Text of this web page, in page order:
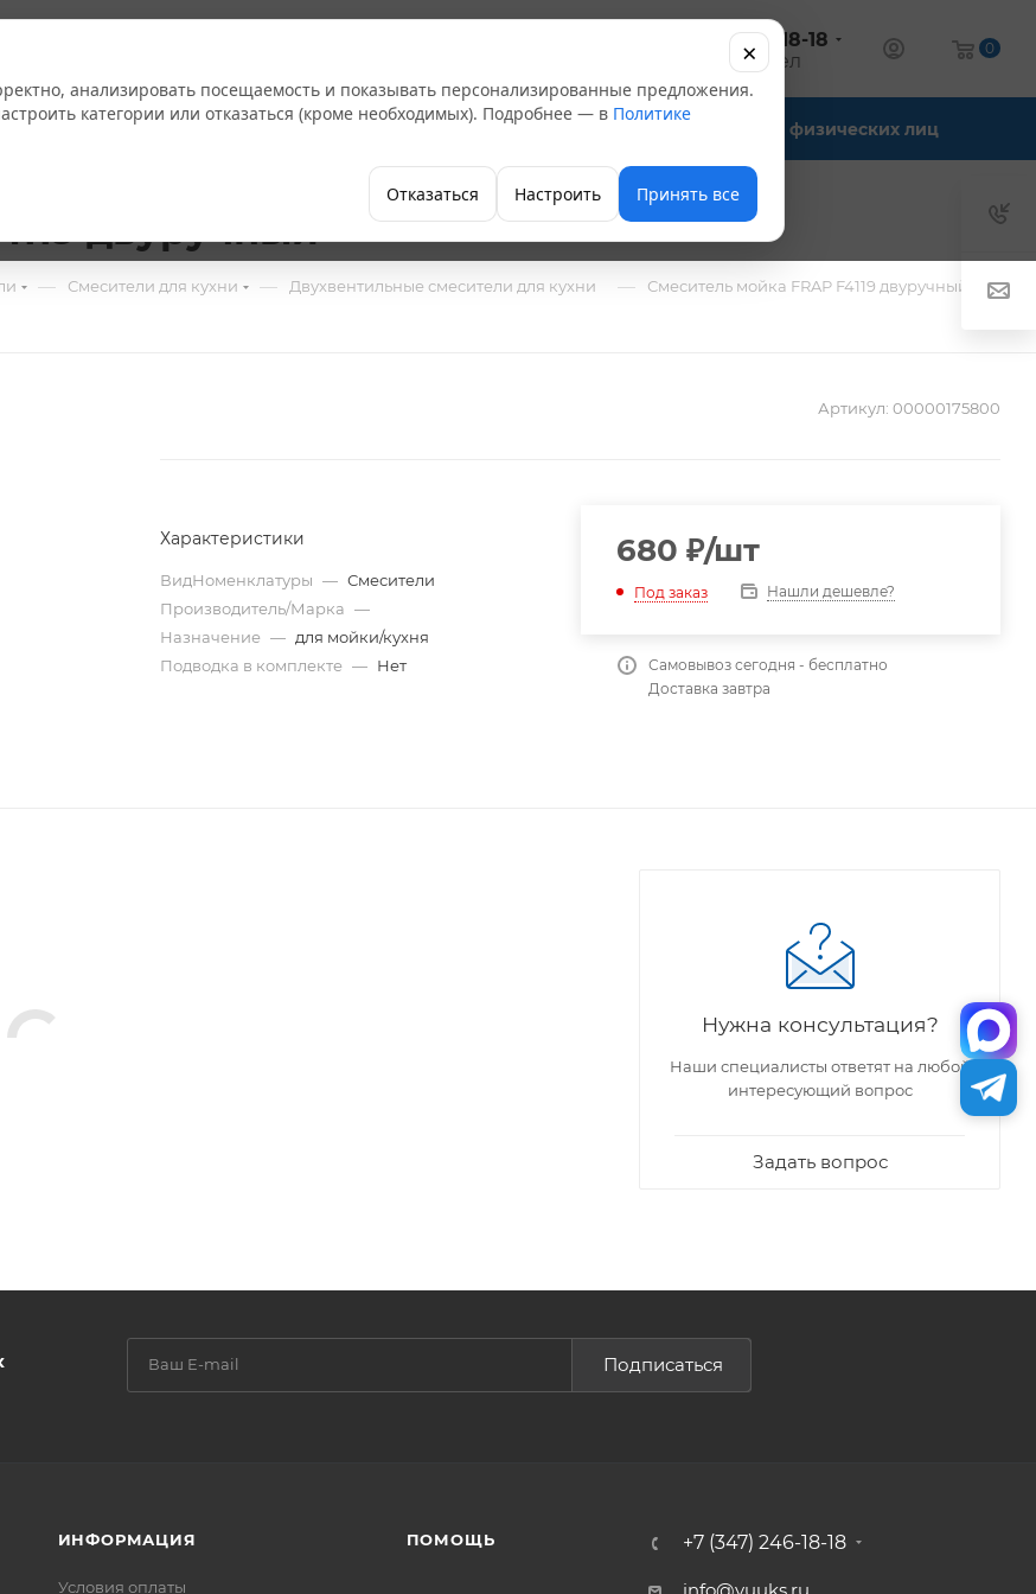
+7 (347) 246-18-18
оптовый отдел
0
Компания Офис-склады Для физических лиц
двуручный
— Смесители для кухни — Двухвентильные смесители для кухни — Смеситель мойка FRAP F4119 двуручный
Артикул: 00000175800
Характеристики
ВидНоменклатуры — Смесители
Производитель/Марка —
Назначение — для мойки/кухня
Подводка в комплекте — Нет
680 ₽/шт
Под заказ Нашли дешевле?
Самовывоз сегодня - бесплатно
Доставка завтра
Нужна консультация?
Наши специалисты ответят на любой
интересующий вопрос
Задать вопрос
Подписаться
ИНФОРМАЦИЯ
Условия оплаты
ПОМОЩЬ +7 (347) 246-18-18
анализировать посещаемость и показывать персонализированные предложения.
категории или отказаться (кроме необходимых). Подробнее — в Политике
Отказаться Настроить Принять все
×